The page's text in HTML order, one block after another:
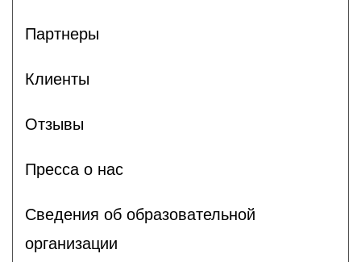
Партнеры
Клиенты
Отзывы
Пресса о нас
Сведения об образовательной
организации